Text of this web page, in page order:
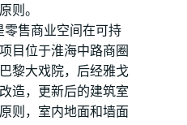
则。
零售商业空间在可持
目位于淮海中路商圈
黎大戏院，后经雅戈
造，更新后的建筑室
则，室内地面和墙面